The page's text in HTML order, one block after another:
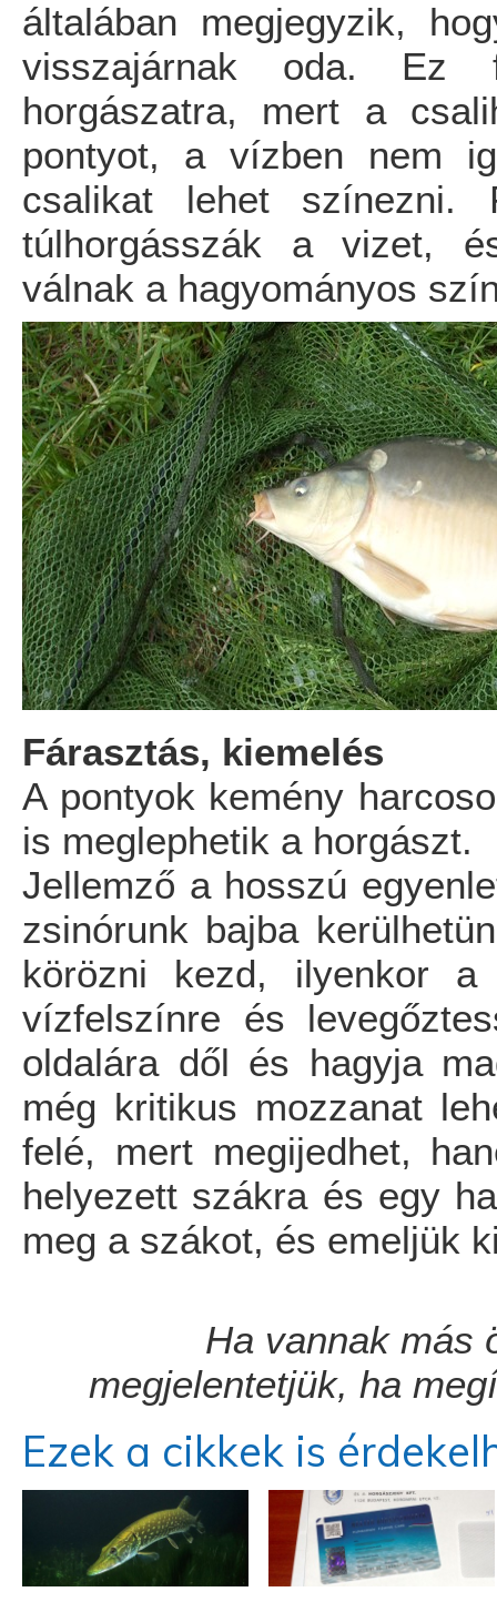
általában megjegyzik,
visszajárnak oda. Ez
horgászatra, mert a
pontyot, a vízben nem
csalikat lehet
túlhorgásszák a vizet,
válnak a hagyományos
Fárasztás, kiemelés
A pontyok kemény
is meglephetik a horgászt.
Jellemző a hosszú
zsinórunk bajba
körözni kezd, ilyenkor a
vízfelszínre és
oldalára dől és hagyja
még kritikus mozzanat
felé, mert megijedhet,
helyezett szákra és egy
meg a szákot, és emeljük
Ha vannak más
megjelentetjük, ha
Ezek a cikkek is